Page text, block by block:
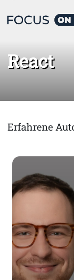
Home React
React
Erfahrene